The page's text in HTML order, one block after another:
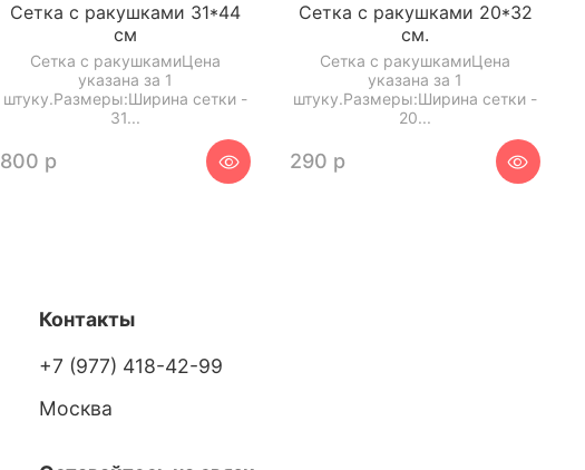
Сетка с ракушками 31*44
см
Сетка с ракушкамиЦена
указана за 1
штуку.Размеры:Ширина сетки -
31...
800 р
Сетка с ракушками 20*32
см.
Сетка с ракушкамиЦена
указана за 1
штуку.Размеры:Ширина сетки -
20...
290 р
Контакты
+7 (977) 418-42-99
Москва